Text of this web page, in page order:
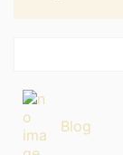
Blog